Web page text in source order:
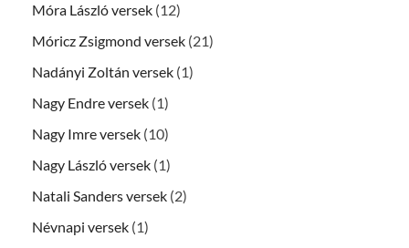
Móra László versek (12)
Móricz Zsigmond versek (21)
Nadányi Zoltán versek (1)
Nagy Endre versek (1)
Nagy Imre versek (10)
Nagy László versek (1)
Natali Sanders versek (2)
Névnapi versek (1)